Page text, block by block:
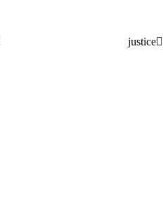
justice